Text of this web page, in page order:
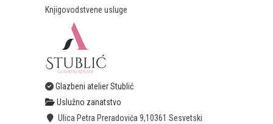
Knjigovodstvene usluge
Glazbeni atelier Stublić
Uslužno zanatstvo
Ulica Petra Preradovića 9,10361 Sesvetski